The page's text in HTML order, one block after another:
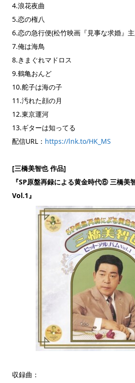
4.浪花夜曲
5.恋の権八
6.恋の急行便(松竹映画『見事な求婚』
7.俺は海鳥
8.きまぐれマドロス
9.鶴亀おんど
10.舵子は海の子
11.汚れた顔の月
12.東京運河
13.ギターは知ってる
配信URL： https://lnk.to/HK_MS
[三橋美智也 作品]
『SP原盤再録による黄金時代⑥ 三橋美
Vol.1』
収録曲：